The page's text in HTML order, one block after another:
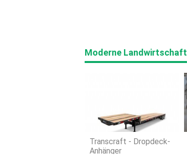
Moderne Landwirtschaft
Transcraft - Dropdeck-
Anhänger